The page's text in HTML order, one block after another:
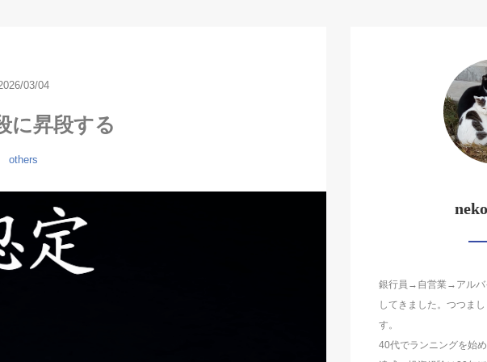
03/04
に昇段する
others
銀行員→自営業→アルバ
してきました。つつま
す。
40代でランニングを始